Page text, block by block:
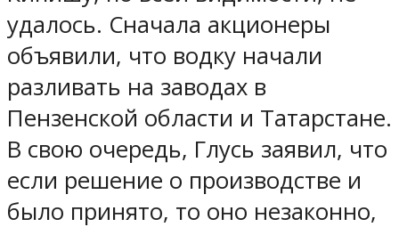
удалось. Сначала акционеры
объявили, что водку начали
разливать на заводах в
Пензенской области и Татарстане.
В свою очередь, Глусь заявил, что
если решение о производстве и
было принято, то оно незаконно,